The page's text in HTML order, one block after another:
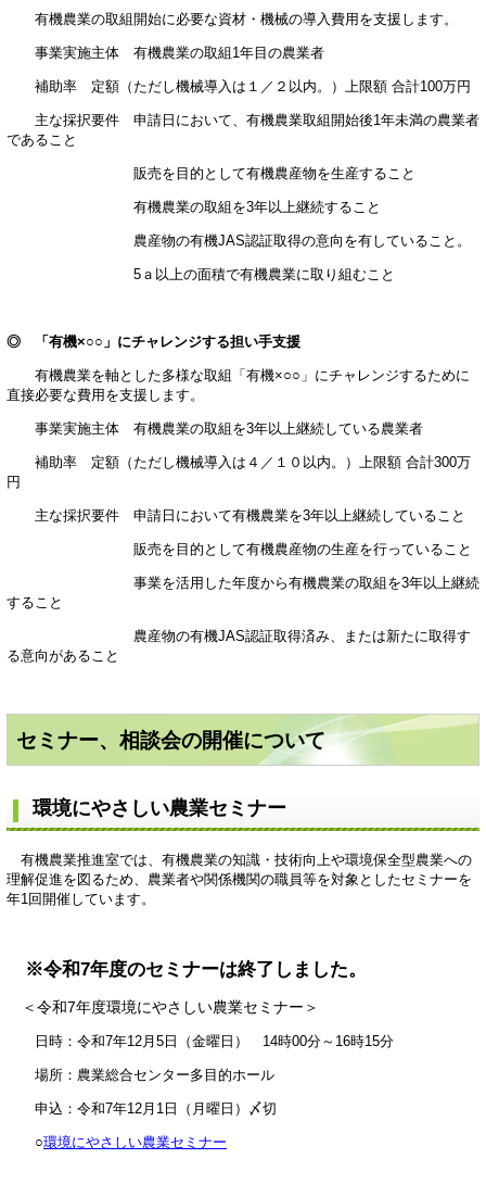
有機農業の取組開始に必要な資材・機械の導入費用を支援します。
事業実施主体 有機農業の取組1年目の農業者
補助率 定額（ただし機械導入は１／２以内。）上限額 合計100万円
主な採択要件 申請日において、有機農業取組開始後1年未満の農業者
であること
販売を目的として有機農産物を生産すること
有機農業の取組を3年以上継続すること
農産物の有機JAS認証取得の意向を有していること。
5ａ以上の面積で有機農業に取り組むこと
◎ 「有機×○○」にチャレンジする担い手支援
有機農業を軸とした多様な取組「有機×○○」にチャレンジするために
直接必要な費用を支援します。
事業実施主体 有機農業の取組を3年以上継続している農業者
補助率 定額（ただし機械導入は４／１０以内。）上限額 合計300万
円
主な採択要件 申請日において有機農業を3年以上継続していること
販売を目的として有機農産物の生産を行っていること
事業を活用した年度から有機農業の取組を3年以上継続
すること
農産物の有機JAS認証取得済み、または新たに取得す
る意向があること
セミナー、相談会の開催について
環境にやさしい農業セミナー
有機農業推進室では、有機農業の知識・技術向上や環境保全型農業への
理解促進を図るため、農業者や関係機関の職員等を対象としたセミナーを
年1回開催しています。
※令和7年度のセミナーは終了しました。
＜令和7年度環境にやさしい農業セミナー＞
日時：令和7年12月5日（金曜日） 14時00分～16時15分
場所：農業総合センター多目的ホール
申込：令和7年12月1日（月曜日）〆切
○環境にやさしい農業セミナー